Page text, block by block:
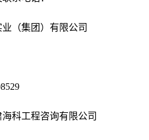
（集团）有限公司
海科工程咨询有限公司